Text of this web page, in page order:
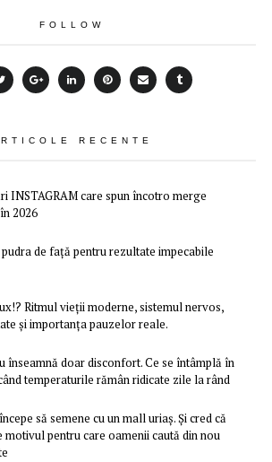
FOLLOW
RECENTE
INSTAGRAM care spun încotro merge
2026
de față pentru rezultate impecabile
Ritmul vieții moderne, sistemul nervos,
și importanța pauzelor reale.
înseamnă doar disconfort. Ce se întâmplă în
temperaturile rămân ridicate zile la rând
să semene cu un mall uriaș. Și cred că
motivul pentru care oamenii caută din nou